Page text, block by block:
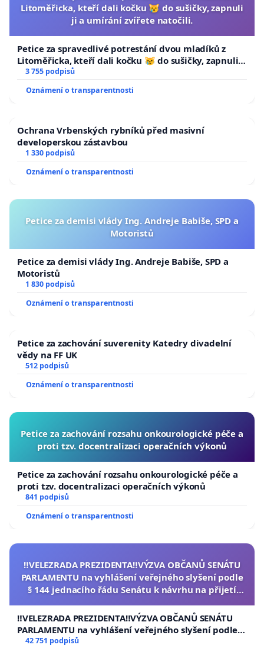
Litoměřicka, kteří dali kočku 😿 do sušičky, zapnuli
ji a umírání zvířete natočili.
Petice za spravedlivé potrestání dvou mladíků z
Litoměřicka, kteří dali kočku 😿 do sušičky, zapnuli ji
a umírání zvířete natočili.
3 755 podpisů
Oznámení o transparentnosti
Ochrana Vrbenských rybníků před masivní
developerskou zástavbou
1 330 podpisů
Oznámení o transparentnosti
Petice za demisi vlády Ing. Andreje Babiše, SPD a
Motoristů
Petice za demisi vlády Ing. Andreje Babiše, SPD a
Motoristů
1 830 podpisů
Oznámení o transparentnosti
Petice za zachování suverenity Katedry divadelní
vědy na FF UK
512 podpisů
Oznámení o transparentnosti
Petice za zachování rozsahu onkourologické péče a
proti tzv. docentralizaci operačních výkonů
Petice za zachování rozsahu onkourologické péče a
proti tzv. docentralizaci operačních výkonů
841 podpisů
Oznámení o transparentnosti
‼️VELEZRADA PREZIDENTA‼️VÝZVA OBČANŮ SENÁTU
PARLAMENTU na vyhlášení veřejného slyšení podle
§ 144 jednacího řádu Senátu k návrhu na přijetí
republiky
‼️VELEZRADA PREZIDENTA‼️VÝZVA OBČANŮ SENÁTU
PARLAMENTU na vyhlášení veřejného slyšení podle §
144 jednacího řádu Senátu k návrhu na přijetí
42 751 podpisů